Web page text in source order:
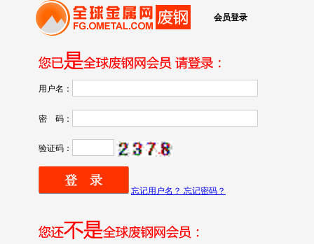
会员登录
用户名：
密 码：
验证码：
忘记用户名？ 忘记密码？